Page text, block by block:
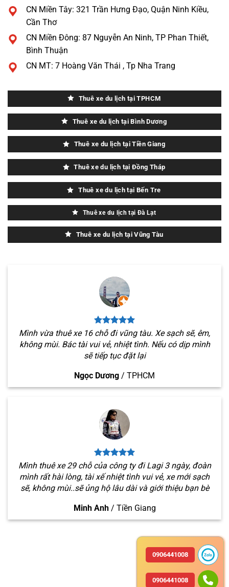
CN Miền Tây: 321 Trần Hưng Đạo, Quận Ninh Kiều,
Cần Thơ
CN Miền Đông: 87 Nguyễn An Ninh, TP Phan Thiết,
Bình Thuận
CN MT: 7 Hoàng Văn Thái , Tp Nha Trang
Thuê xe du lịch tại TPHCM
Thuê xe du lịch tại Bình Dương
Thuê xe du lịch tại Tiền Giang
Thuê xe du lịch tại Đồng Tháp
Thuê xe du lịch tại Bến Tre
Thuê xe du lịch tại Đà Lạt
Thuê xe du lịch tại Vũng Tàu
Mình vừa thuê xe 16 chỗ đi vũng tàu. Xe sạch sẽ, êm,
không mùi. Bác tài vui vẻ, nhiệt tình. Nếu có dịp mình
sẽ tiếp tục đặt lại
Ngọc Dương / TPHCM
Mình thuê xe 29 chỗ của công ty đi Lagi 3 ngày, đoàn
mình rất hài lòng, tài xế nhiệt tình vui vẻ, xe mới sạch
sẽ, không mùi..sẽ ủng hộ lâu dài và giới thiệu bạn bè
Minh Anh / Tiền Giang
0906441008
0906441008